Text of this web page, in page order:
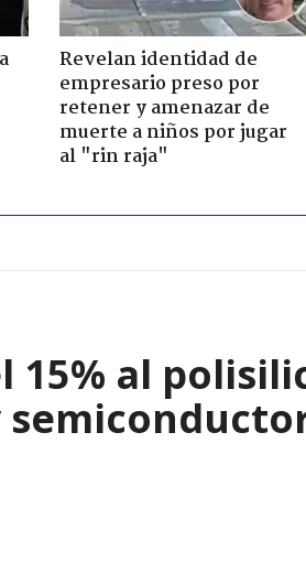
Revelan identidad de
empresario preso por
retener y amenazar de
muerte a niños por jugar
al "rin raja"
al